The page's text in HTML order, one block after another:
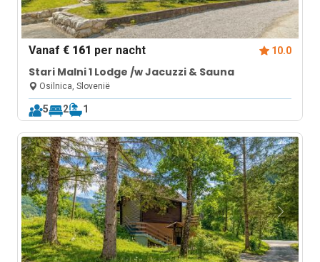
Vanaf€ 161 per nacht 10.0
Stari Malni 1 Lodge /w Jacuzzi & Sauna
Osilnica, Slovenië
5 2 1